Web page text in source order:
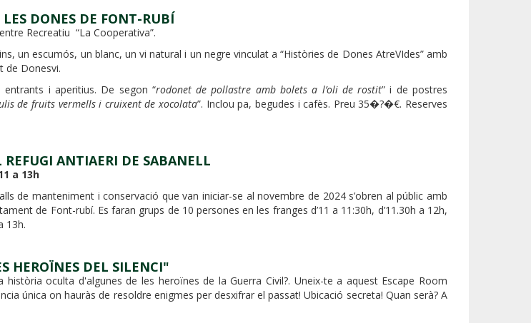
DONES DE FONT-RUBÍ
Recreatiu “La Cooperativa”.
un escumós, un blanc, un vi natural i un negre vinculat a “Històries de Dones AtreVIdes” amb
de Donesvi.
entrants i aperitius. De segon “rodonet de pollastre amb bolets a l’oli de rostit” i de postres
de fruits vermells i cruixent de xocolata”. Inclou pa, begudes i cafès. Preu 35�?�€. Reserves
ANTIAERI DE SABANELL
a 13h
de manteniment i conservació que van iniciar-se al novembre de 2024 s’obren al públic amb
de Font-rubí. Es faran grups de 10 persones en les franges d’11 a 11:30h, d’11.30h a 12h,
13h.
HEROÏNES DEL SILENCI"
història oculta d'algunes de les heroïnes de la Guerra Civil?. Uneix-te a aquest Escape Room
única on hauràs de resoldre enigmes per desxifrar el passat! Ubicació secreta! Quan serà? A